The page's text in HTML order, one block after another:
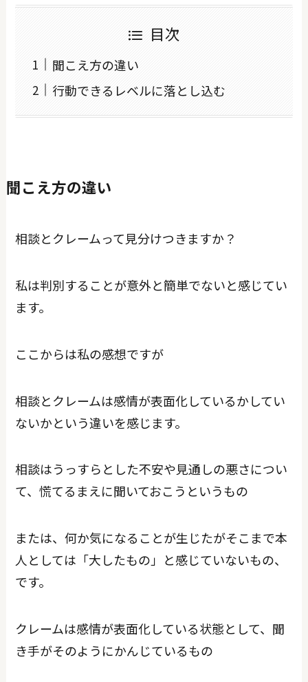
目次
聞こえ方の違い
行動できるレベルに落とし込む
聞こえ方の違い
相談とクレームって見分けつきますか？
私は判別することが意外と簡単でないと感じてい
ます。
ここからは私の感想ですが
相談とクレームは感情が表面化しているかしてい
ないかという違いを感じます。
相談はうっすらとした不安や見通しの悪さについ
て、慌てるまえに聞いておこうというもの
または、何か気になることが生じたがそこまで本
人としては「大したもの」と感じていないもの、
です。
クレームは感情が表面化している状態として、聞
き手がそのようにかんじているもの